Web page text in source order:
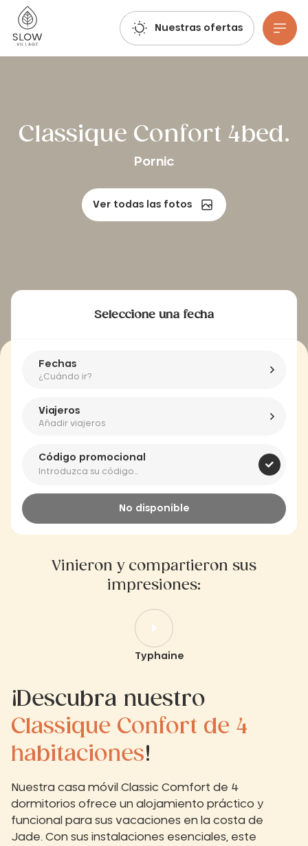
Respira, imagina, reserva: ¡ya están abiertas las reservas para el verano de 2027!
Nuestras ofertas
Classique Confort 4bed.
Pornic
Ver todas las fotos
Seleccione una fecha
Fechas
¿Cuándo ir?
Viajeros
Añadir viajeros
Código promocional
No disponible
Vinieron y compartieron sus
impresiones:
Typhaine
¡Descubra nuestro
Classique Confort de 4
habitaciones!
Nuestra casa móvil Classic Comfort de 4
dormitorios ofrece un alojamiento práctico y
funcional para sus vacaciones en la costa de
Jade. Con sus instalaciones esenciales, este